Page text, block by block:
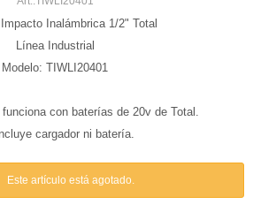
Inalámbrica 1/2" Total
Línea Industrial
Modelo: TIWLI20401
con baterías de 20v de Total.
cargador ni batería.
Este artículo está agotado.